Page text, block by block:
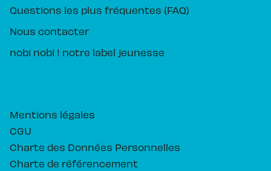
Questions les plus fréquentes (FAQ)
Nous contacter
nobi nobi ! notre label jeunesse
Mentions légales
CGU
Charte des Données Personnelles
Charte de référencement